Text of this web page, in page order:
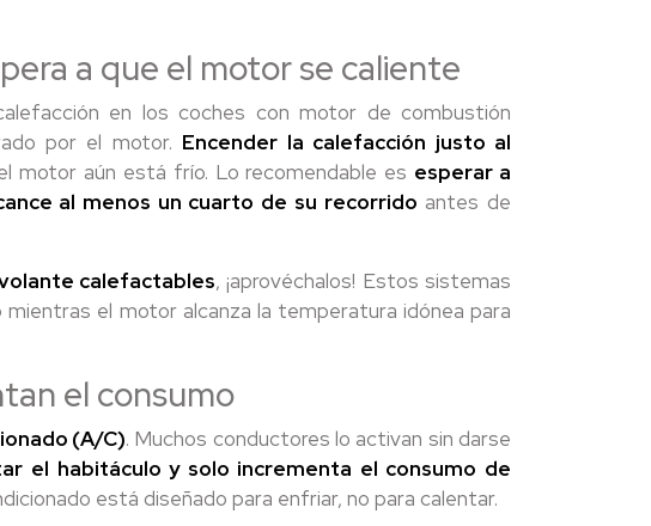
a que el motor se caliente
en los coches con motor de combustión
por el motor. Encender la calefacción justo al
motor aún está frío. Lo recomendable es esperar a
al menos un cuarto de su recorrido antes de
calefactables, ¡aprovéchalos! Estos sistemas
el motor alcanza la temperatura idónea para
el consumo
(A/C). Muchos conductores lo activan sin darse
el habitáculo y solo incrementa el consumo de
está diseñado para enfriar, no para calentar.